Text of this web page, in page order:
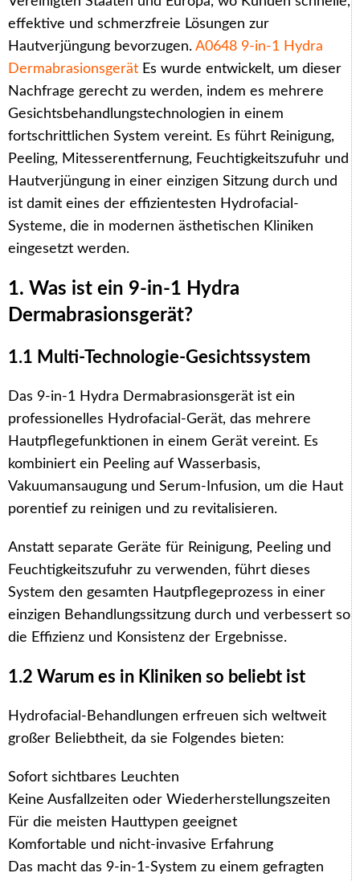
effektive und schmerzfreie Lösungen zur
Hautverjüngung bevorzugen. A0648 9-in-1 Hydra
Dermabrasionsgerät Es wurde entwickelt, um dieser
Nachfrage gerecht zu werden, indem es mehrere
Gesichtsbehandlungstechnologien in einem
fortschrittlichen System vereint. Es führt Reinigung,
Peeling, Mitesserentfernung, Feuchtigkeitszufuhr und
Hautverjüngung in einer einzigen Sitzung durch und
ist damit eines der effizientesten Hydrofacial-
Systeme, die in modernen ästhetischen Kliniken
eingesetzt werden.
1. Was ist ein 9-in-1 Hydra
Dermabrasionsgerät?
1.1 Multi-Technologie-Gesichtssystem
Das 9-in-1 Hydra Dermabrasionsgerät ist ein
professionelles Hydrofacial-Gerät, das mehrere
Hautpflegefunktionen in einem Gerät vereint. Es
kombiniert ein Peeling auf Wasserbasis,
Vakuumansaugung und Serum-Infusion, um die Haut
porentief zu reinigen und zu revitalisieren.
Anstatt separate Geräte für Reinigung, Peeling und
Feuchtigkeitszufuhr zu verwenden, führt dieses
System den gesamten Hautpflegeprozess in einer
einzigen Behandlungssitzung durch und verbessert so
die Effizienz und Konsistenz der Ergebnisse.
1.2 Warum es in Kliniken so beliebt ist
Hydrofacial-Behandlungen erfreuen sich weltweit
großer Beliebtheit, da sie Folgendes bieten:
Sofort sichtbares Leuchten
Keine Ausfallzeiten oder Wiederherstellungszeiten
Für die meisten Hauttypen geeignet
Komfortable und nicht-invasive Erfahrung
Das macht das 9-in-1-System zu einem gefragten